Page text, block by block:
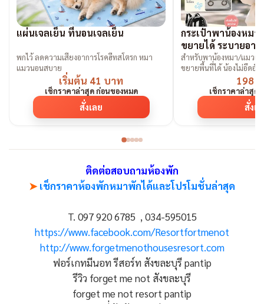
แผ่นเจลเย็น ที่นอนเจลเย็น
พกไว้ ลดความเสี่ยงอาการโรคฮีทสโตรก หมา
แมวนอนสบาย
เริ่มต้น 41 บาท
เช็กราคาล่าสุด ก่อนของหมด
สั่งเลย
กระเป๋าพาน้องหมา
ขยายได้ ระบายอา
สำหรับพาน้องหมา/แมวเข้
ขยายพื้นที่ได้ น้องไม่อึดอัด
198
เช็กราคาล่าสุด
สั่งเ
ติดต่อสอบถามห้องพัก
➤ เช็กราคาห้องพักหมาพักได้และโปรโมชั่นล่าสุด
T. 097 920 6785 , 034-595015
https://www.facebook.com/Resortfortmenot
http://www.forgetmenothousesresort.com
ฟอร์เกทมีนอท รีสอร์ท สังขละบุรี pantip
รีวิว forget me not สังขละบุรี
forget me not resort pantip